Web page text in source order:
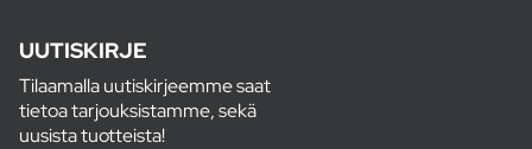
UUTISKIRJE
Tilaamalla uutiskirjeemme saat
tietoa tarjouksistamme, sekä
uusista tuotteista!